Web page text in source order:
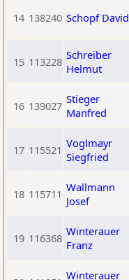
14 138240 Schopf David
15 113228 Schreiber
Helmut
16 139027 Stieger
Manfred
17 115521 Voglmayr
Siegfried
18 115711 Wallmann
Josef
19 116368 Winterauer
Franz
Winterauer